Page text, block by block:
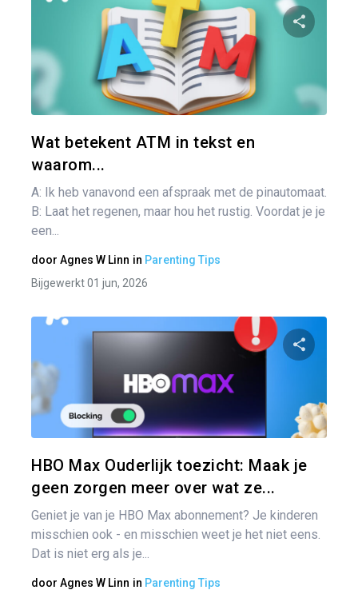
Wat betekent ATM in tekst en
waarom...
A: Ik heb vanavond een afspraak met de pinautomaat.
B: Laat het regenen, maar hou het rustig. Voordat je je
een...
door Agnes W Linn in Parenting Tips
Bijgewerkt 01 jun, 2026
HBO Max Ouderlijk toezicht: Maak je
geen zorgen meer over wat ze...
Geniet je van je HBO Max abonnement? Je kinderen
misschien ook - en misschien weet je het niet eens.
Dat is niet erg als je...
door Agnes W Linn in Parenting Tips